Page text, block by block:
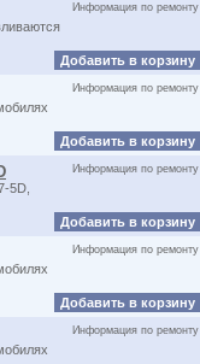
Информация по ремонту
Добавить в корзину
Информация по ремонту
Добавить в корзину
5D,
Информация по ремонту
Добавить в корзину
Информация по ремонту
Добавить в корзину
Информация по ремонту